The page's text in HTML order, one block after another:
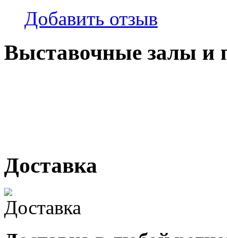
Добавить отзыв
Выставочные залы и
Доставка